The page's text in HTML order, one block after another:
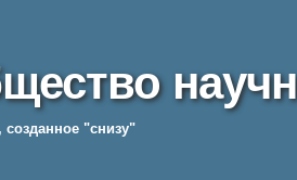
"снизу"